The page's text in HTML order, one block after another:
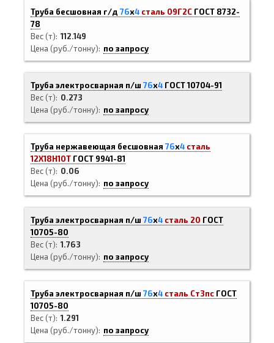
Труба бесшовная г/д 76х4 сталь 09Г2С ГОСТ 8732-
78
Вес (т) 112.149
Цена (руб./тонну)
по запросу
Труба электросварная п/ш 76х4 ГОСТ 10704-91
Вес (т)
0.273
Цена (руб./тонну)
по запросу
Труба нержавеющая бесшовная 76х4 сталь
12Х18Н10Т ГОСТ 9941-81
Вес (т)
0.06
Цена (руб./тонну)
по запросу
Труба электросварная п/ш 76х4 сталь 20 ГОСТ
10705-80
Вес (т) 1.763
Цена (руб./тонну)
по запросу
Труба электросварная п/ш 76х4 сталь Ст3пс ГОСТ
10705-80
Вес (т) 1.291
Цена (руб./тонну)
по запросу